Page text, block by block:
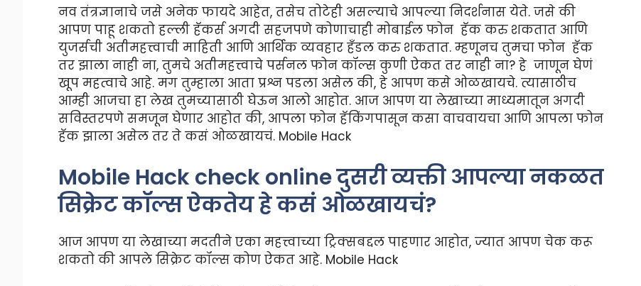
नव तंत्रज्ञानाचे जसे अनेक फायदे आहेत, तसेच तोटेही असल्याचे आपल्या निदर्शनास येते. जसे की
आपण पाहू शकतो हल्ली हॅकर्स अगदी सहजपणे कोणाचाही मोबाईल फोन हॅक करु शकतात आणि
युजर्सची अतीमहत्त्वाची माहिती आणि आर्थिक व्यवहार हँडल करु शकतात. म्हणूनच तुमचा फोन हॅक
तर झाला नाही ना, तुमचे अतीमहत्त्वाचे पर्सनल फोन कॉल्स कुणी ऐकत तर नाही ना? हे जाणून घेणं
खूप महत्वाचे आहे. मग तुम्हाला आता प्रश्न पडला असेल की, हे आपण कसे ओळखायचे. त्यासाठीच
आम्ही आजचा हा लेख तुमच्यासाठी घेऊन आलो आहोत. आज आपण या लेखाच्या माध्यमातून अगदी
सविस्तरपणे समजून घेणार आहोत की, आपला फोन हॅकिंगपासून कसा वाचवायचा आणि आपला फोन
हॅक झाला असेल तर ते कसं ओळखायचं. Mobile Hack
Mobile Hack check online दुसरी व्यक्ती आपल्या नकळत
सिक्रेट कॉल्स ऐकतेय हे कसं ओळखायचं?
आज आपण या लेखाच्या मदतीने एका महत्त्वाच्या ट्रिक्सबद्दल पाहणार आहोत, ज्यात आपण चेक करू
शकतो की आपले सिक्रेट कॉल्स कोण ऐकत आहे. Mobile Hack